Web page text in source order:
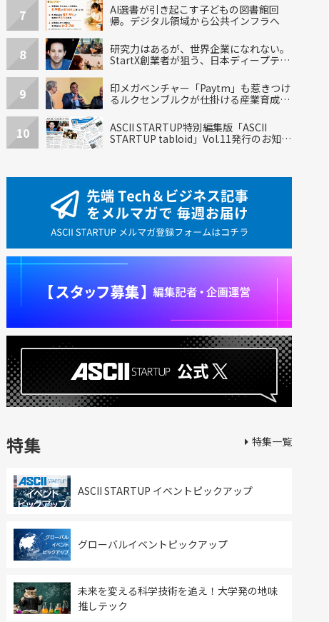
7
AI選書が引き起こす子どもの図書館回
帰。デジタル領域から公共インフラへ
8
研究力はあるが、世界企業になれない。
StartX創業者が狙う、日本ディープテッ
9
印メガベンチャー「Paytm」も惹きつけ
るルクセンブルクが仕掛ける産業育成エ
10
ASCII STARTUP特別編集版「ASCII
STARTUP tabloid」Vol.11発行のお知ら
特集
ASCII STARTUP イベントピックアップ
グローバルイベントピックアップ
未来を変える科学技術を追え！大学発の地味
推しテック
特集一覧